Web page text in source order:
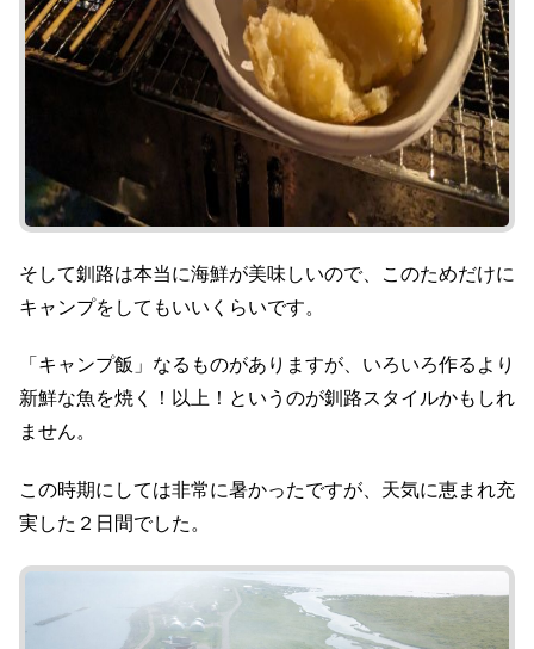
そして釧路は本当に海鮮が美味しいので、このためだけに
キャンプをしてもいいくらいです。
「キャンプ飯」なるものがありますが、いろいろ作るより
新鮮な魚を焼く！以上！というのが釧路スタイルかもしれ
ません。
この時期にしては非常に暑かったですが、天気に恵まれ充
実した２日間でした。